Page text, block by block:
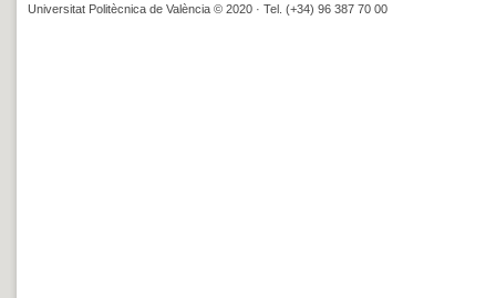
Universitat Politècnica de València © 2020 · Tel. (+34) 96 387 70 00